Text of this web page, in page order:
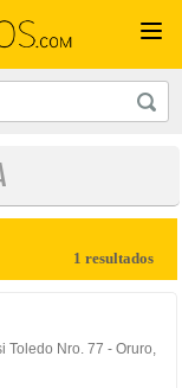
1 resultados
Toledo Nro. 77 - Oruro,